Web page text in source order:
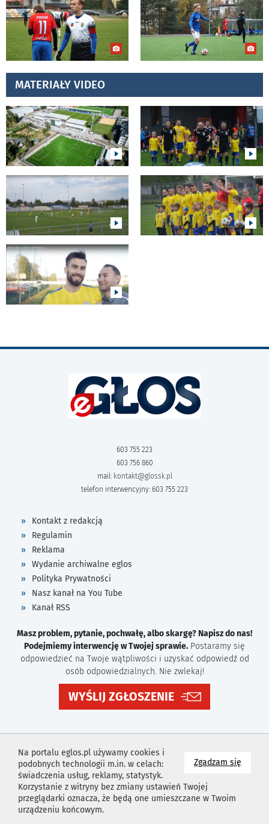
Zgadzam się
Na portalu eglos.pl używamy cookies i
podobnych technologii m.in. w celach:
świadczenia usług, reklamy, statystyk.
Korzystanie z witryny bez zmiany ustawień Twojej
przeglądarki oznacza, że będą one umieszczane w Twoim
urządzeniu końcowym.
MATERIAŁY VIDEO
603 755 223
603 756 860
mail: kontakt@glossk.pl
telefon interwencyjny: 603 755 223
Kontakt z redakcją
Regulamin
Reklama
Wydanie archiwalne eglos
Polityka Prywatności
Nasz kanał na You Tube
Kanał RSS
Masz problem, pytanie, pochwałę, albo skargę? Napisz do nas!
Podejmiemy interwencję w Twojej sprawie. Postaramy się
odpowiedzieć na Twoje wątpliwości i uzyskać odpowiedź od
osób odpowiedzialnych. Nie zwlekaj!
WYŚLIJ ZGŁOSZENIE
Projekt i wykonanie